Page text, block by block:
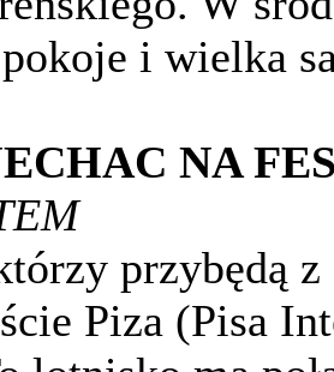
i wielka
NA
przybędą
Piza (Pisa